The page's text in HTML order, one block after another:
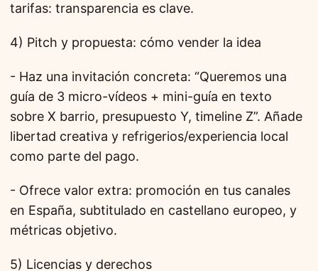
tarifas: transparencia es clave.
4) Pitch y propuesta: cómo vender la idea
- Haz una invitación concreta: “Queremos una
guía de 3 micro-vídeos + mini-guía en texto
sobre X barrio, presupuesto Y, timeline Z”. Añade
libertad creativa y refrigerios/experiencia local
como parte del pago.
- Ofrece valor extra: promoción en tus canales
en España, subtitulado en castellano europeo, y
métricas objetivo.
5) Licencias y derechos